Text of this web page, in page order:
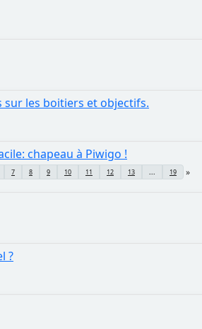
sur les boitiers et objectifs.
chapeau à Piwigo !
7 8 9 10 11 12 13 ... 19
?